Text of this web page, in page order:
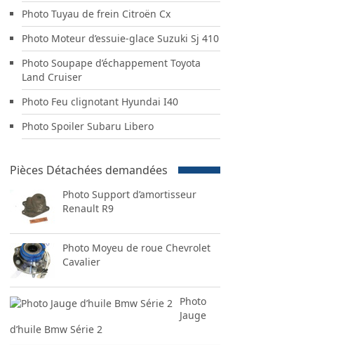
Photo Tuyau de frein Citroën Cx
Photo Moteur d’essuie-glace Suzuki Sj 410
Photo Soupape d’échappement Toyota
Land Cruiser
Photo Feu clignotant Hyundai I40
Photo Spoiler Subaru Libero
Pièces Détachées demandées
Photo Support d’amortisseur
Renault R9
Photo Moyeu de roue Chevrolet
Cavalier
Photo
Jauge
d’huile Bmw Série 2